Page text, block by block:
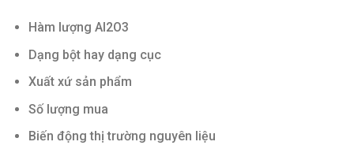
Hàm lượng Al2O3
Dạng bột hay dạng cục
Xuất xứ sản phẩm
Số lượng mua
Biến động thị trường nguyên liệu